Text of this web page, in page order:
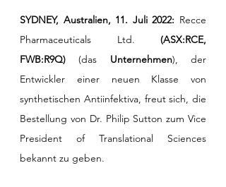
SYDNEY, Australien, 11. Juli 2022: Recce
Pharmaceuticals Ltd. (ASX:RCE,
FWB:R9Q) (das Unternehmen), der
Entwickler einer neuen Klasse von
synthetischen Antiinfektiva, freut sich, die
Bestellung von Dr. Philip Sutton zum Vice
President of Translational Sciences
bekannt zu geben.